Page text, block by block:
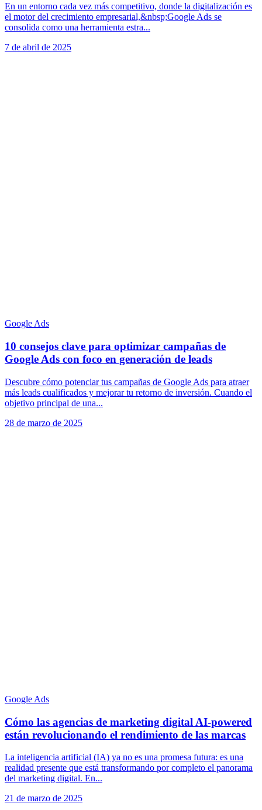
En un entorno cada vez más competitivo, donde la digitalización es
el motor del crecimiento empresarial,&nbsp;Google Ads se
consolida como una herramienta estra...
7 de abril de 2025
Google Ads
10 consejos clave para optimizar campañas de
Google Ads con foco en generación de leads
Descubre cómo potenciar tus campañas de Google Ads para atraer
más leads cualificados y mejorar tu retorno de inversión. Cuando el
objetivo principal de una...
28 de marzo de 2025
Google Ads
Cómo las agencias de marketing digital AI-powered
están revolucionando el rendimiento de las marcas
La inteligencia artificial (IA) ya no es una promesa futura: es una
realidad presente que está transformando por completo el panorama
del marketing digital. En...
21 de marzo de 2025